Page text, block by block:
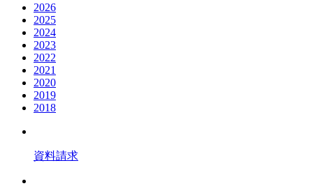
2026
2025
2024
2023
2022
2021
2020
2019
2018
資料請求